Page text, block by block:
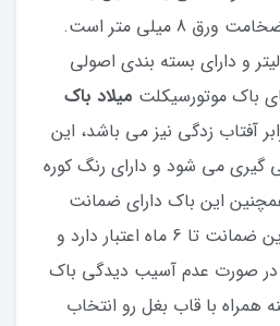
بسیار باکیفیت و دارای ضخامت ورق 8 میلی متر است.
حجم این باک تقریبا 10 لیتر و دارای بسته بندی اصولی
باک موتورسیکلت میلاد باک
آفتاب زدگی نیز می باشد، این
می شود و دارای رنگ کوره
1 است. همچنین این باک دارای ضمانت
تعویض کالا می باشد، این ضمانت تا 6 ماه اعتبار دارد و
صورت عدم آسیب دیدگی باک
همراه با قاب بغل رو انتخاب